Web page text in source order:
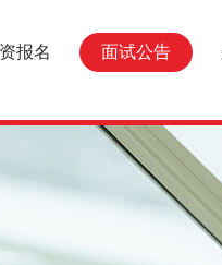
报名 面试公告